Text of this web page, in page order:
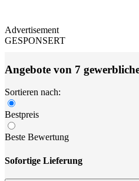
Advertisement
GESPONSERT
Angebote von 7
Sortieren nach:
Bestpreis
Beste Bewertung
Sofortige Lieferung